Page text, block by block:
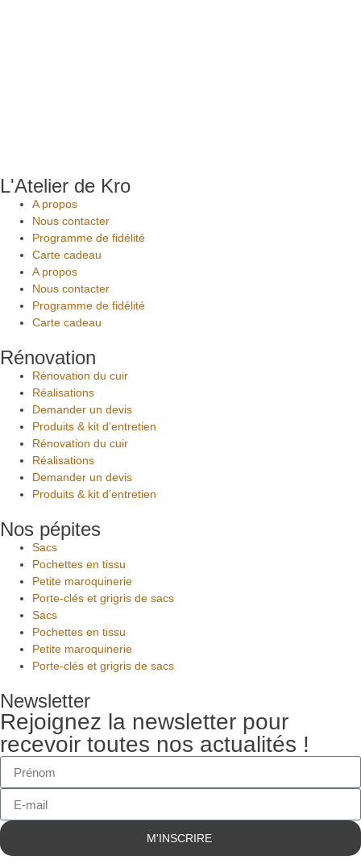
L'Atelier de Kro
A propos
Nous contacter
Programme de fidélité
Carte cadeau
A propos
Nous contacter
Programme de fidélité
Carte cadeau
Rénovation
Rénovation du cuir
Réalisations
Demander un devis
Produits & kit d’entretien
Rénovation du cuir
Réalisations
Demander un devis
Produits & kit d’entretien
Nos pépites
Sacs
Pochettes en tissu
Petite maroquinerie
Porte-clés et grigris de sacs
Sacs
Pochettes en tissu
Petite maroquinerie
Porte-clés et grigris de sacs
Newsletter
Rejoignez la newsletter pour
recevoir toutes nos actualités !
M'INSCRIRE